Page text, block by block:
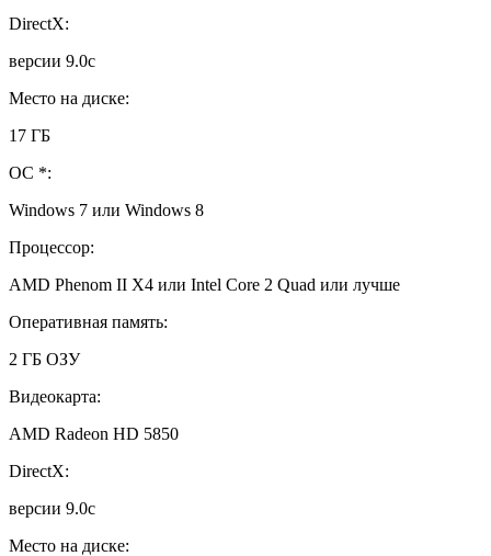
DirectX:
версии 9.0c
Место на диске:
17 ГБ
ОС *:
Windows 7 или Windows 8
Процессор:
AMD Phenom II X4 или Intel Core 2 Quad или лучше
Оперативная память:
2 ГБ ОЗУ
Видеокарта:
AMD Radeon HD 5850
DirectX:
версии 9.0c
Место на диске: